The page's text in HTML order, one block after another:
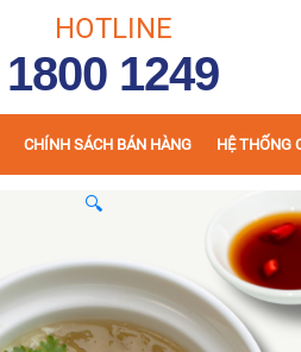
HOTLINE
1800 1249
CHÍNH SÁCH BÁN HÀNG HỆ THỐNG
🔍